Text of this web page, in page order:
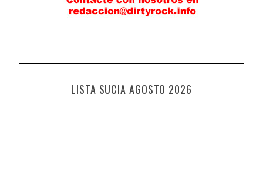
LISTA SUCIA AGOSTO 2026